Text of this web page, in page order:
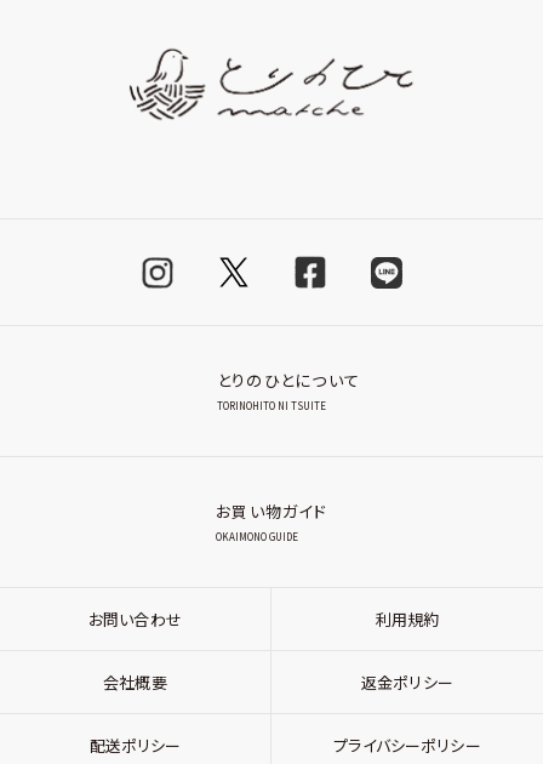
とりのひとについて
TORINOHITO NI TSUITE
お買い物ガイド
OKAIMONO GUIDE
お問い合わせ 利用規約
会社概要 返金ポリシー
配送ポリシー プライバシーポリシー